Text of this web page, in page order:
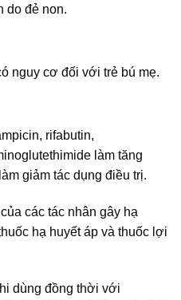
do đẻ non.
nguy cơ đối với trẻ bú mẹ.
rifabutin,
làm tăng
giảm tác dụng điều trị.
các tác nhân gây hạ
hạ huyết áp và thuốc lợi
dùng đồng thời với